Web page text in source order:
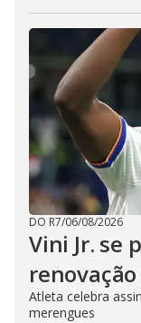
DO R7/06/08/2026
Vini Jr. se
Atleta celebra
merengues